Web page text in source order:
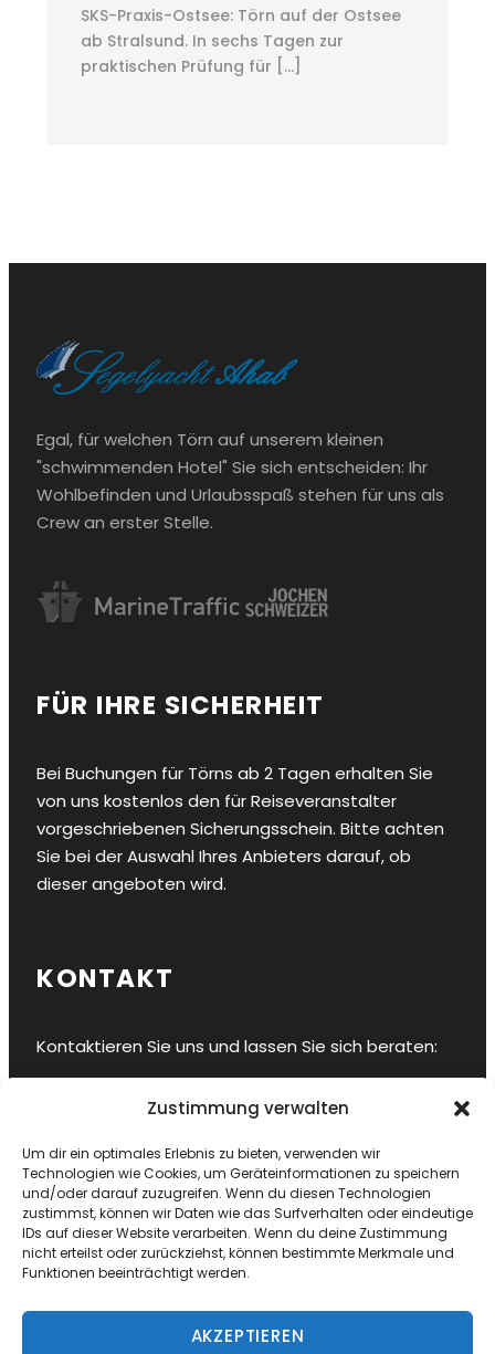
Zustimmung verwalten
Um dir ein optimales Erlebnis zu bieten, verwenden wir
Technologien wie Cookies, um Geräteinformationen zu speichern
und/oder darauf zuzugreifen. Wenn du diesen Technologien
zustimmst, können wir Daten wie das Surfverhalten oder eindeutige
IDs auf dieser Website verarbeiten. Wenn du deine Zustimmung
nicht erteilst oder zurückziehst, können bestimmte Merkmale und
Funktionen beeinträchtigt werden.
AKZEPTIEREN
SKS-Praxis-Ostsee: Törn auf der Ostsee
ab Stralsund. In sechs Tagen zur
praktischen Prüfung für […]
Egal, für welchen Törn auf unserem kleinen
"schwimmenden Hotel" Sie sich entscheiden: Ihr
Wohlbefinden und Urlaubsspaß stehen für uns als
Crew an erster Stelle.
FÜR IHRE SICHERHEIT
Bei Buchungen für Törns ab 2 Tagen erhalten Sie
von uns kostenlos den für Reiseveranstalter
vorgeschriebenen Sicherungsschein. Bitte achten
Sie bei der Auswahl Ihres Anbieters darauf, ob
dieser angeboten wird.
KONTAKT
Kontaktieren Sie uns und lassen Sie sich beraten:
Hansestadt Stralsund
Bordtelefon+49 178 8458909